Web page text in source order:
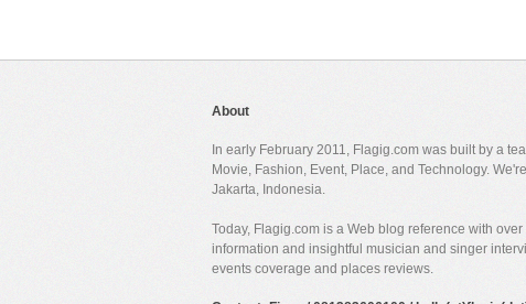
About
In early February 2011, Flagig.com was built by a
Movie, Fashion, Event, Place, and Technology.
Jakarta, Indonesia.
Today, Flagig.com is a Web blog reference with
information and insightful musician and singer
events coverage and places reviews.